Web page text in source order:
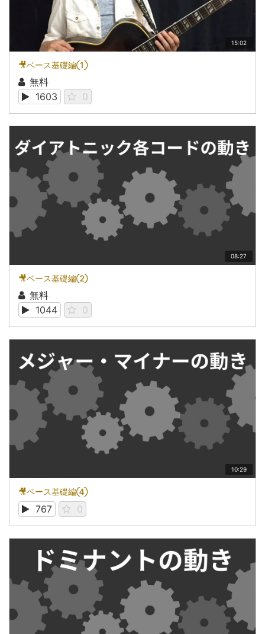
15:02
🎥ベース基礎編①
無料
1603
0
08:27
🎥ベース基礎編②
無料
1044
0
10:29
🎥ベース基礎編④
767 0